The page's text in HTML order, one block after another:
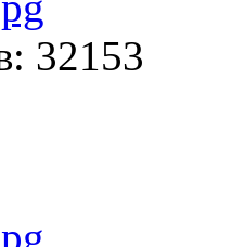
32153